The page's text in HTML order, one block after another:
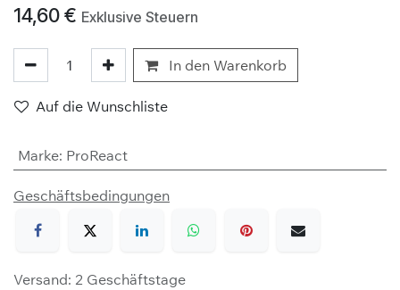
14,60€ Exklusive Steuern
In den Warenkorb
Auf die Wunschliste
Marke: ProReact
Geschäftsbedingungen
Versand: 2 Geschäftstage